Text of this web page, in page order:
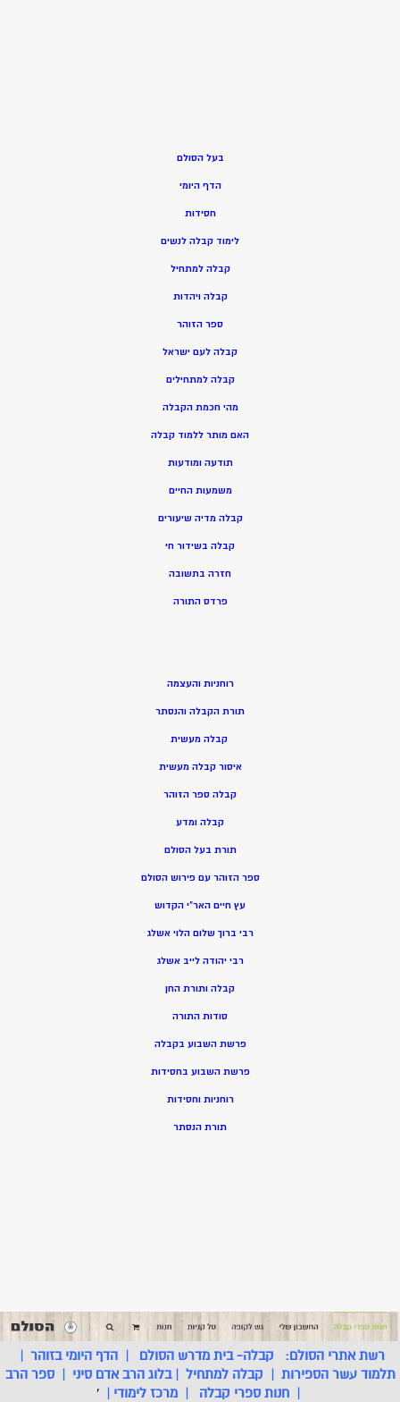
בעל הסולם
הדף היומי
חסידות
לימוד קבלה לנשים
קבלה למתחיל
קבלה ויהדות
ספר הזוהר
קבלה לעם ישראל
קבלה למתחילים
מהי חכמת הקבלה
האם מותר ללמוד קבלה
תודעה ומודעות
משמעות החיים
קבלה מדיה שיעורים
קבלה בשידור חי
חזרה בתשובה
פרדס התורה
רוחניות והעצמה
תורת הקבלה והנסתר
קבלה מעשית
איסור קבלה מעשית
קבלה ספר הזוהר
קבלה ומדע
תורת בעל הסולם
ספר הזוהר עם פירוש הסולם
עץ חיים האר”י הקדוש
רבי ברוך שלום הלוי אשלג
רבי יהודה לייב אשלג
קבלה ותורת החן
סודות התורה
פרשת השבוע בקבלה
פרשת השבוע בחסידות
רוחניות וחסידות
תורת הנסתר
רשת אתרי הסולם: קבלה- בית מדרש הסולם |הדף היומי בזוהר |
תלמוד עשר הספירות | קבלה למתחיל |בלוג הרב אדם סיני |ספר הרב
| חנות ספרי קבלה | מרכז לימודי |
'